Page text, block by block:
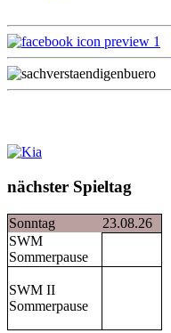
nächster Spieltag
Sonntag
23.08.26
SWM
Sommerpause
SWM II
Sommerpause